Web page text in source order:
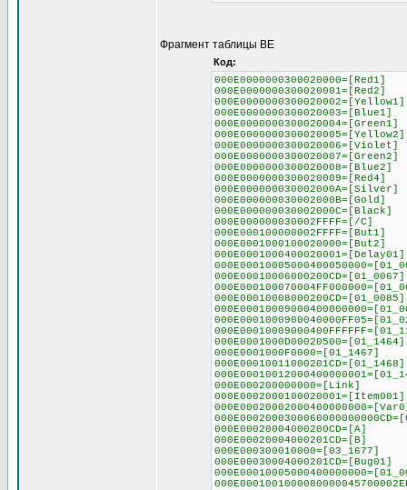
Фрагмент таблицы BE
Код:
000E0000000300020000=[Red1]
000E0000000300020001=[Red2]
000E0000000300020002=[Yellow1]
000E0000000300020003=[Blue1]
000E0000000300020004=[Green1]
000E0000000300020005=[Yellow2]
000E0000000300020006=[Violet]
000E0000000300020007=[Green2]
000E0000000300020008=[Blue2]
000E0000000300020009=[Red4]
000E000000030002000A=[Silver]
000E000000030002000B=[Gold]
000E000000030002000C=[Black]
000E000000030002FFFF=[/C]
000E000100000002FFFF=[But1]
000E0001000100020000=[But2]
000E0001000400020001=[Delay01]
000E00010006000200CD=[01_0067]
000E00010008000200CD=[01_0085]
000E0001000D00020500=[01_1464]
000E0001000F0000=[01_1467]
000E00010011000201CD=[01_1468]
000E000200000000=[Link]
000E0002000100020001=[Item001]
000E00020004000200CD=[A]
000E00020004000201CD=[B]
000E000300010000=[03_1677]
000E00030004000201CD=[Bug01]